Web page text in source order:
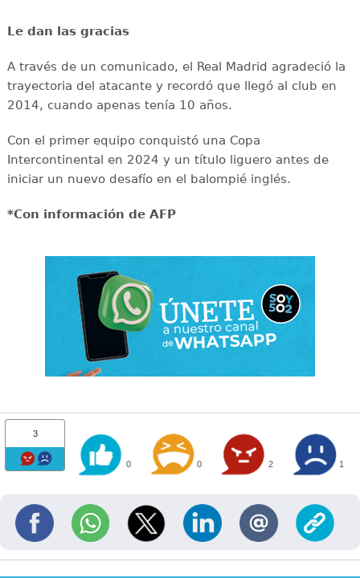
Le dan las gracias
A través de un comunicado, el Real Madrid agradeció la
trayectoria del atacante y recordó que llegó al club en
2014, cuando apenas tenía 10 años.
Con el primer equipo conquistó una Copa
Intercontinental en 2024 y un título liguero antes de
iniciar un nuevo desafío en el balompié inglés.
*Con información de AFP
3
0 0 2 1